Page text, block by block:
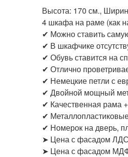
Высота: 170 см.,
4 шкафа на раме (как
✔ Можно ставить
✔ В шкафчике
✔ Обувь ставится на
✔ Отлично
✔ Немецкие петли с
✔ Двойной мощный
✔ Качественная рама
✔
✔ Номерок на дверь,
➤ Цена с фасадом
➤ Цена с фасадом